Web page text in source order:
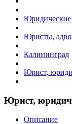
Юридические
Юристы,
Калининград
Юрист,
Юрист,
Описание